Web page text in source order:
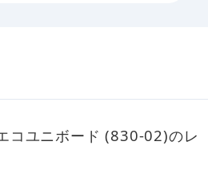
コユニボード (830-02)のレ